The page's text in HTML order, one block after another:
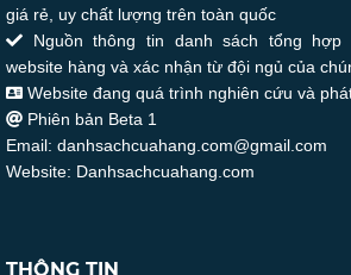
giá rẻ, uy chất lượng trên toàn quốc
Nguồn thông tin danh sách tổng hợp
website hàng và xác nhận từ đội ngủ của
Website đang quá trình nghiên cứu và
Phiên bản Beta 1
Email: danhsachcuahang.com@gmail.com
Website: Danhsachcuahang.com
THÔNG TIN